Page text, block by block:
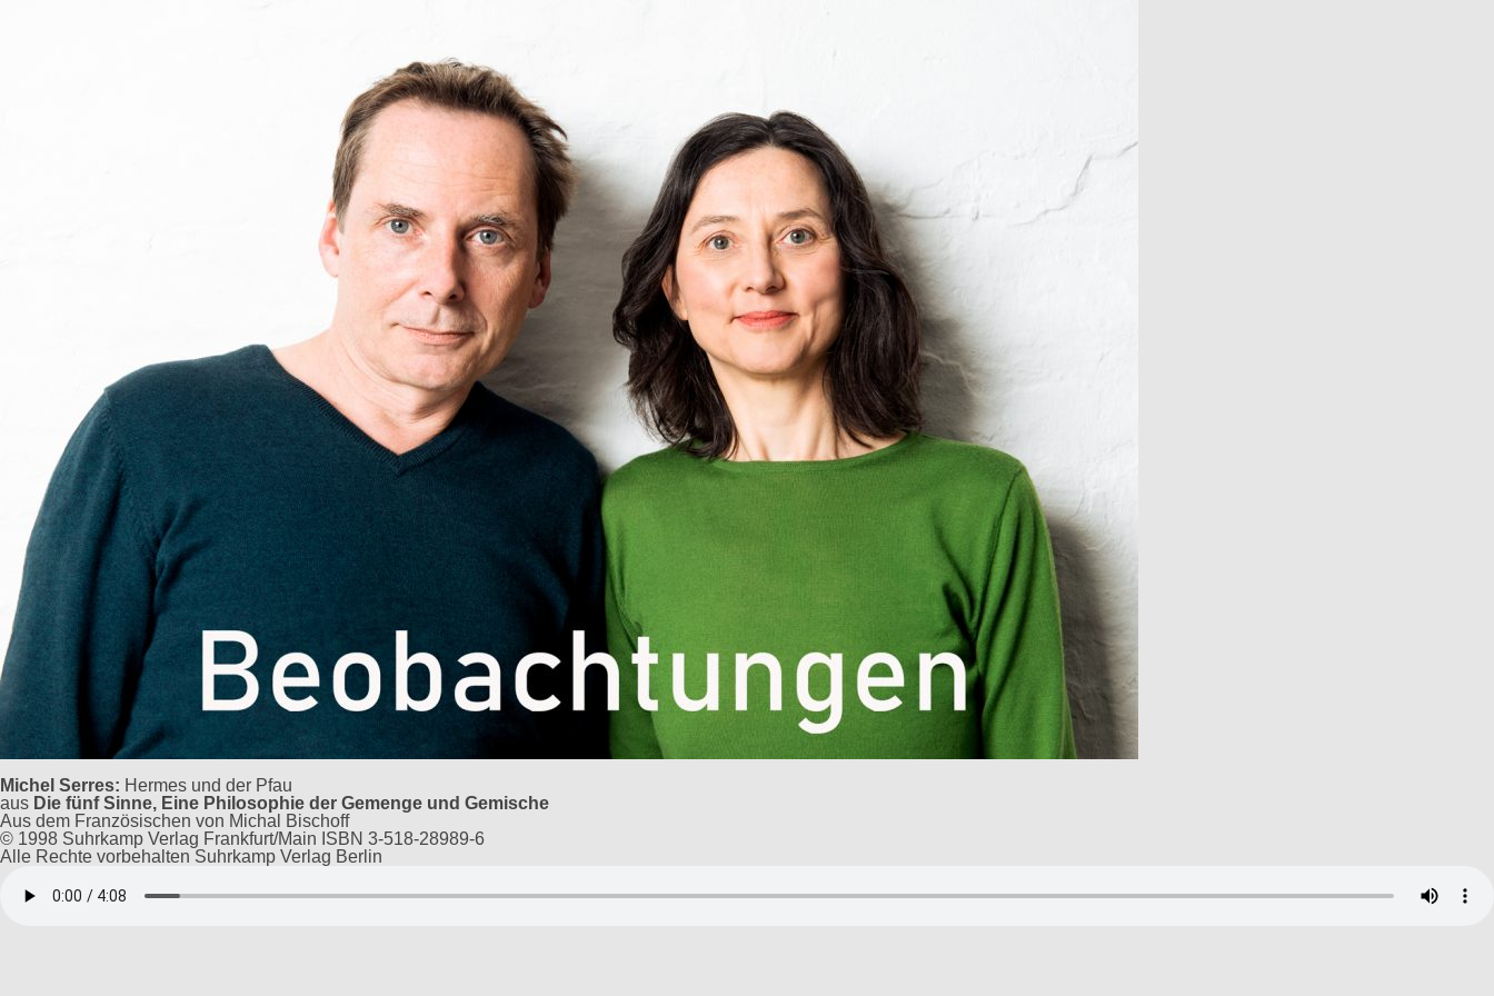
Michel Serres: Hermes und der Pfau
aus Die fünf Sinne, Eine Philosophie der Gemenge und Gemische
Aus dem Französischen von Michal Bischoff
© 1998 Suhrkamp Verlag Frankfurt/Main ISBN 3-518-28989-6
Alle Rechte vorbehalten Suhrkamp Verlag Berlin